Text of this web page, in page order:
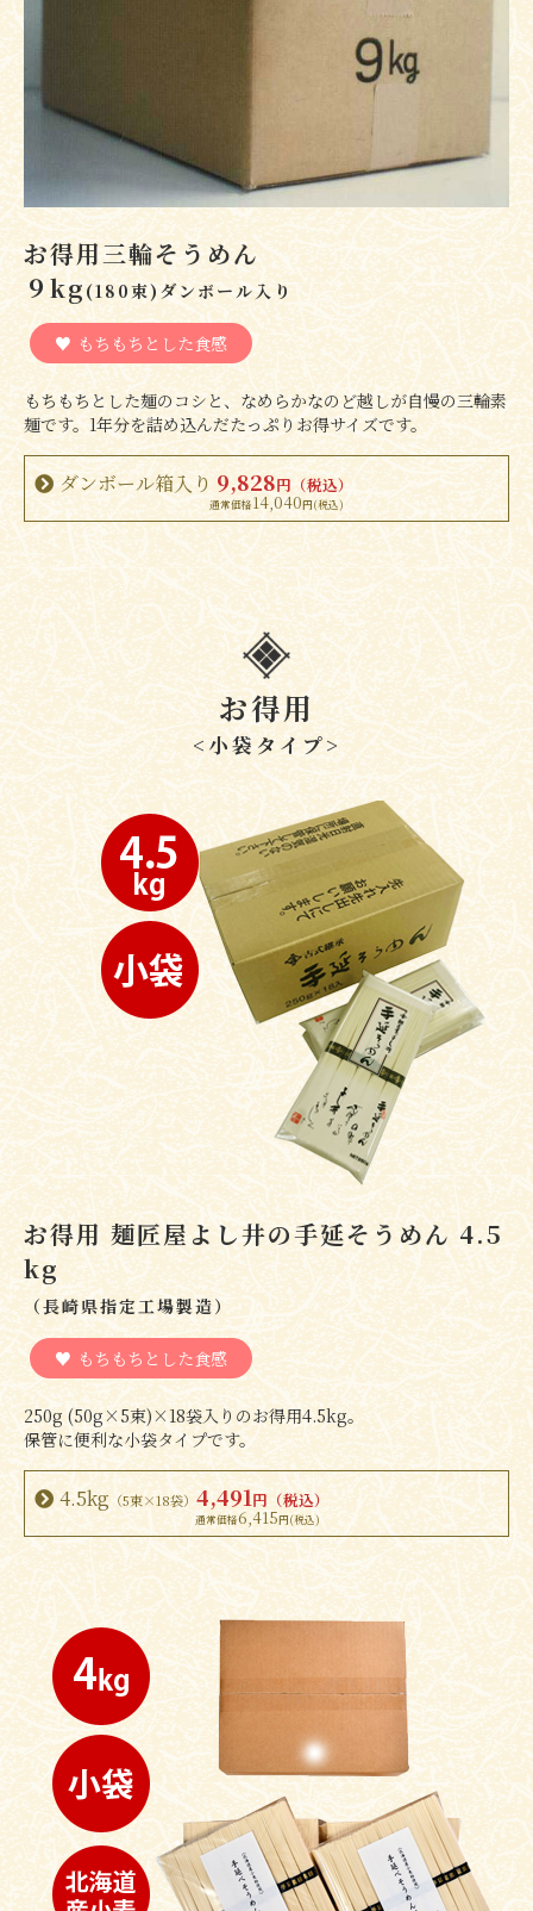
お得用三輪そうめん
９kg(180束)ダンボール入り
もちもちとした食感
もちもちとした麺のコシと、なめらかなのど越しが自慢の三輪素
麺です。1年分を詰め込んだたっぷりお得サイズです。
ダンボール箱入り 9,828円（税込）
14,040
お得用
<小袋タイプ>
お得用 麺匠屋よし井の手延そうめん 4.5
kg
（長崎県指定工場製造）
もちもちとした食感
250g (50g×5束)×18袋入りのお得用4.5kg。
保管に便利な小袋タイプです。
4.5kg （5束×18袋） 4,491円（税込）
6,415